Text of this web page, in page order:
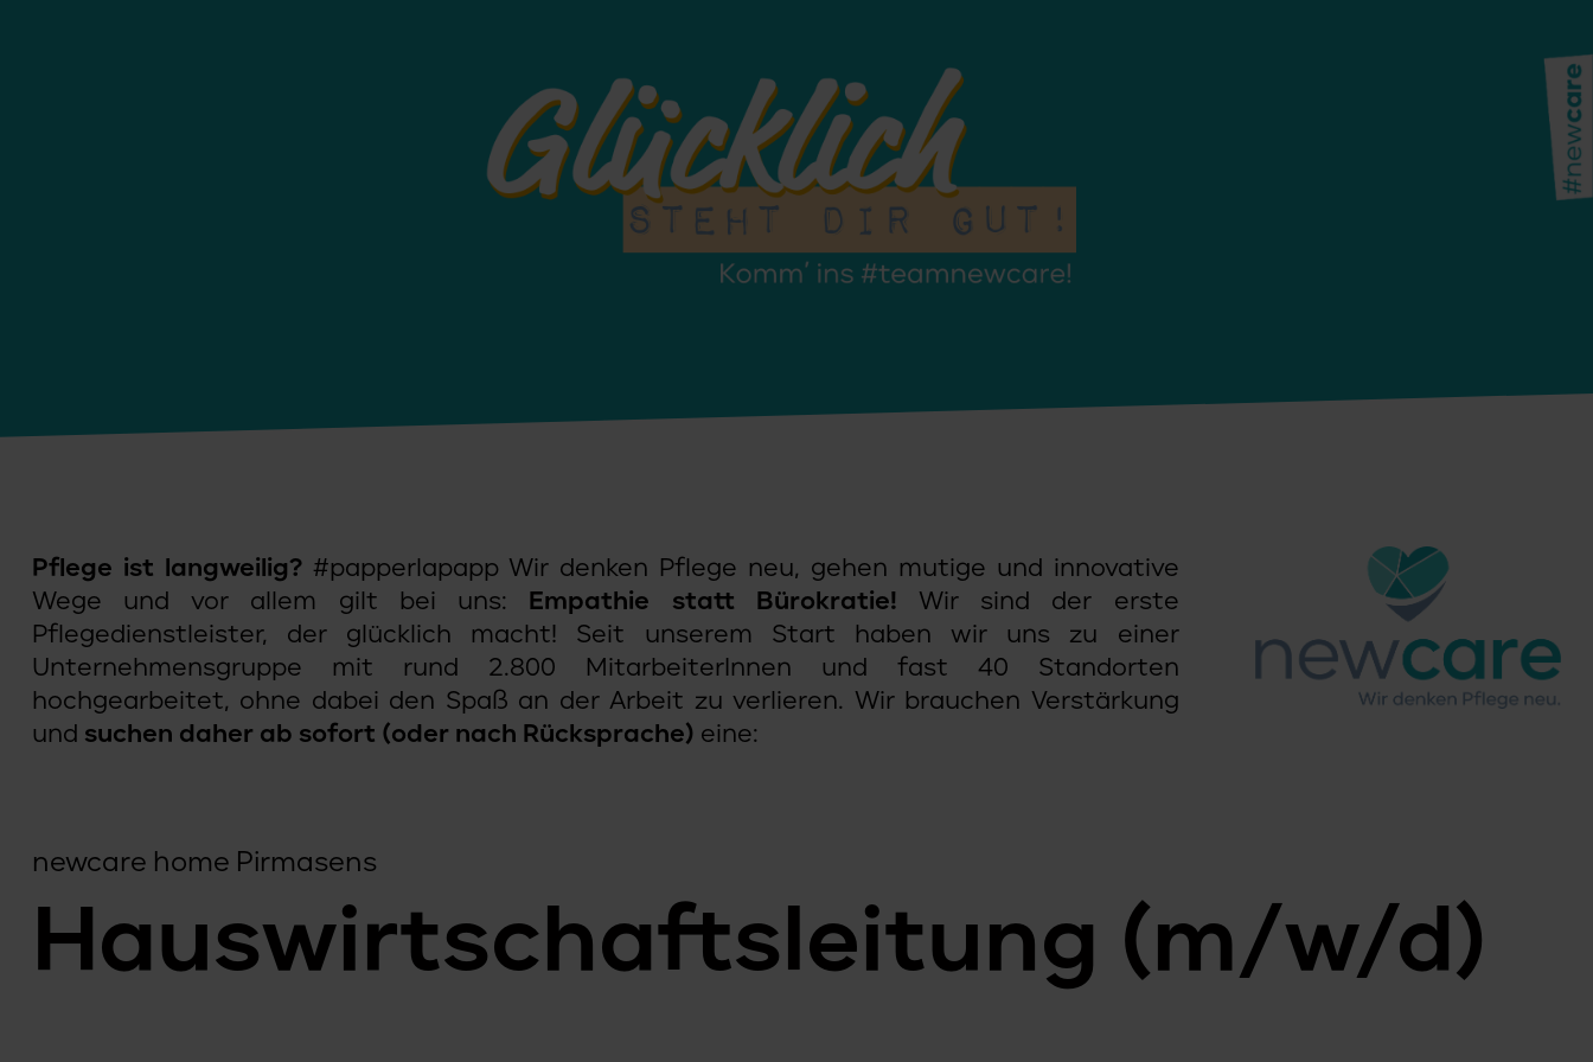
Pflege ist langweilig?#papperlapapp Wir denken Pflege neu, gehen mutige und innovative
Wege und vor allem gilt bei uns: Empathie statt Bürokratie! Wir sind der erste
Pflegedienstleister, der glücklich macht! Seit unserem Start haben wir uns zu einer
Unternehmensgruppe mit rund 2.800 MitarbeiterInnen und fast 40 Standorten
hochgearbeitet, ohne dabei den Spaß an der Arbeit zu verlieren. Wir brauchen Verstärkung
und suchen daher ab sofort (oder nach Rücksprache) eine:
newcare home Pirmasens
Hauswirtschaftsleitung (m/w/d)